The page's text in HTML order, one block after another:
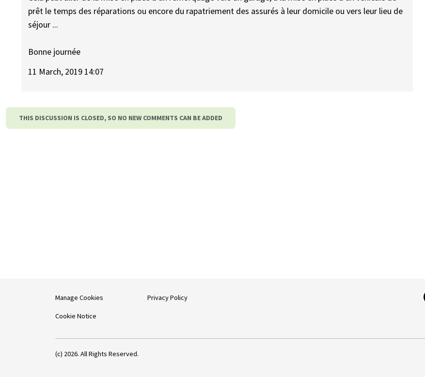
prêt le temps des réparations ou encore du rapatriement des assurés à leur domicile ou vers leur lieu de
séjour ...
Bonne journée
11 March, 2019 14:07
THIS DISCUSSION IS CLOSED, SO NO NEW COMMENTS CAN BE ADDED
Manage Cookies
Cookie Notice
Privacy Policy
(c) 2026. All Rights Reserved.